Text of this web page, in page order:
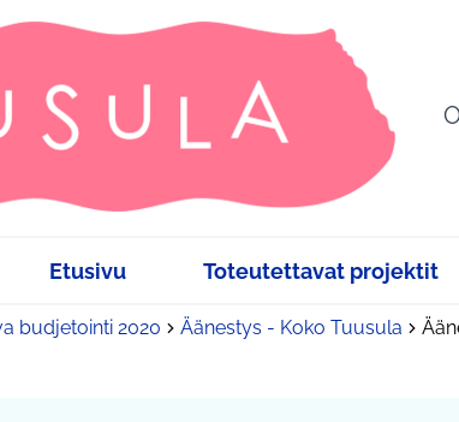
Etusivu Toteutettavat projektit
budjetointi 2020 Äänestys - Koko Tuusula